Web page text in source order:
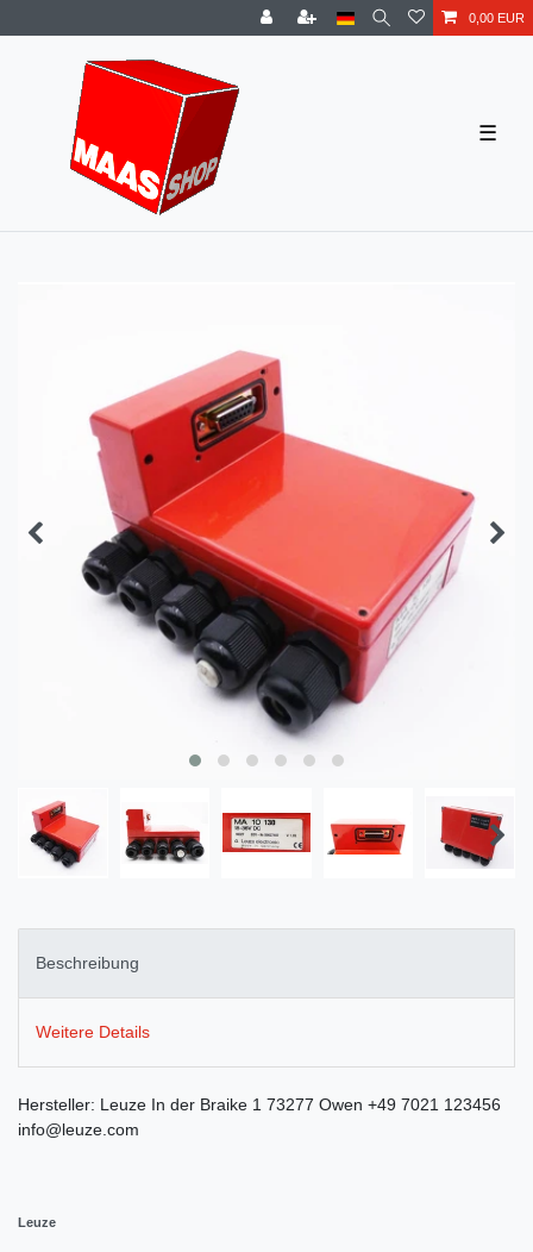
0,00 EUR
☰
Beschreibung
Weitere Details
Hersteller: Leuze In der Braike 1 73277 Owen +49 7021 123456
info@leuze.com
Leuze